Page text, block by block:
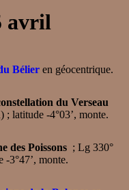
avril
Bélieren géocentrique.
du Verseau
latitude -4°03’, monte.
des Poissons ; Lg 330°
-3°47’, monte.